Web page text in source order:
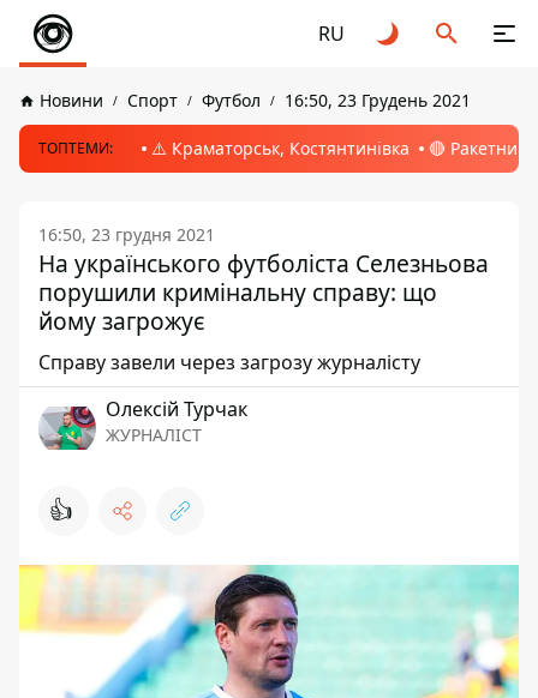
RU
Новини Спорт Футбол 16:50, 23 Грудень 2021
ТОПТЕМИ: ⚠️ Краматорськ, Костянтинівка 🔴 Ракетний
16:50, 23 грудня 2021
На українського футболіста Селезньова
порушили кримінальну справу: що
йому загрожує
Справу завели через загрозу журналісту
Олексій Турчак
ЖУРНАЛІСТ
👍